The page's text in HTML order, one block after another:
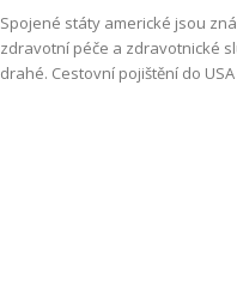
Spojené státy americké jsou
zdravotní péče a zdravotnické
drahé. Cestovní pojištění do